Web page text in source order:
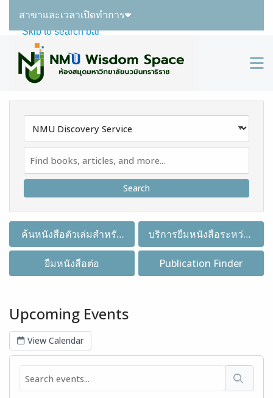
Skip to main navigation
Skip to search bar
Skip to main content
Skip to footer
สาขาและเวลาเปิดทำการ
Type
Discovery
Service
ค้นหนังสือตัวเล่มสำหรับ
ยืมคืน
บริการยืมหนังสือระหว่าง
ห้องสมุด
ยืมหนังสือต่อ Publication Finder
Upcoming Events
View Calendar